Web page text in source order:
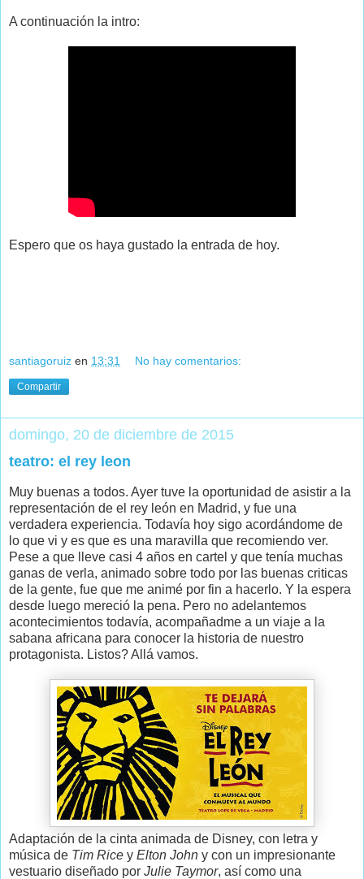
A continuación la intro:
Espero que os haya gustado la entrada de hoy.
santiagoruiz en 13:31 No hay comentarios:
Compartir
domingo, 20 de diciembre de 2015
teatro: el rey leon
Muy buenas a todos. Ayer tuve la oportunidad de asistir a la
representación de el rey león en Madrid, y fue una
verdadera experiencia. Todavía hoy sigo acordándome de
lo que vi y es que es una maravilla que recomiendo ver.
Pese a que lleve casi 4 años en cartel y que tenía muchas
ganas de verla, animado sobre todo por las buenas criticas
de la gente, fue que me animé por fin a hacerlo. Y la espera
desde luego mereció la pena. Pero no adelantemos
acontecimientos todavía, acompañadme a un viaje a la
sabana africana para conocer la historia de nuestro
protagonista. Listos? Allá vamos.
Adaptación de la cinta animada de Disney, con letra y
música de Tim Rice y Elton John y con un impresionante
vestuario diseñado por Julie Taymor, así como una